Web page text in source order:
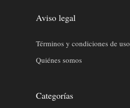
Aviso legal
Términos y condiciones de uso
Quiénes somos
Categorías